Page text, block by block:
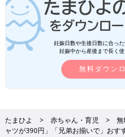
妊娠日数や生後日数に合っ
妊娠中から産後まで長く
無料ダウン
たまひよ 赤ちゃん・育児
ャツが390円」「兄弟お揃いで」おす